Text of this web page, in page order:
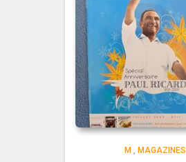
M , MAGAZINES